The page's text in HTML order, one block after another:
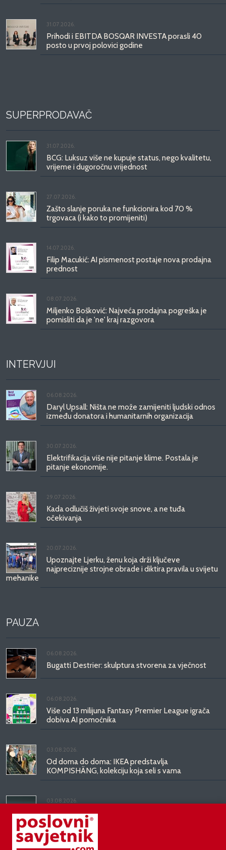
31.07.2026.
Prihodi i EBITDA BOSQAR INVESTA porasli 40
posto u prvoj polovici godine
SUPERPRODAVAČ
31.07.2026.
BCG: Luksuz više ne kupuje status, nego kvalitetu,
vrijeme i dugoročnu vrijednost
27.07.2026.
Zašto slanje poruka ne funkcionira kod 70 %
trgovaca (i kako to promijeniti)
14.07.2026.
Filip Macukić: AI pismenost postaje nova prodajna
prednost
08.07.2026.
Miljenko Bošković: Najveća prodajna pogreška je
pomisliti da je 'ne' kraj razgovora
INTERVJUI
06.08.2026.
Daryl Upsall: Ništa ne može zamijeniti ljudski odnos
između donatora i humanitarnih organizacija
30.07.2026.
Elektrifikacija više nije pitanje klime. Postala je
pitanje ekonomije.
29.07.2026.
Kada odlučiš živjeti svoje snove, a ne tuđa
očekivanja
20.07.2026.
Upoznajte Ljerku, ženu koja drži ključeve
najpreciznije strojne obrade i diktira pravila u svijetu
mehanike
PAUZA
06.08.2026.
Bugatti Destrier: skulptura stvorena za vječnost
06.08.2026.
Više od 13 milijuna Fantasy Premier League igrača
dobiva AI pomoćnika
03.08.2026.
Od doma do doma: IKEA predstavlja
KOMPISHÄNG, kolekciju koja seli s vama
03.08.2026.
Kineski BYD predstavio luksuznu limuzinu veću od
Mercedesove S-klase, obećava domet do 1.000
kilometara